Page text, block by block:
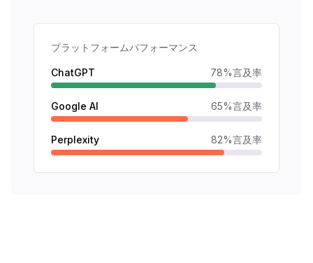
プラットフォームパフォーマンス
ChatGPT 78%言及率
Google AI 65%言及率
Perplexity 82%言及率